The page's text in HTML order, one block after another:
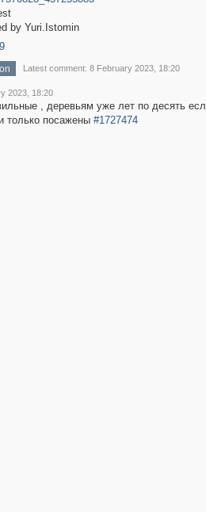
by Yuri.Istomin
Latest comment: 8 February 2023, 18:20
2023, 18:20
, деревьям уже лет по десять
только посажены #1727474